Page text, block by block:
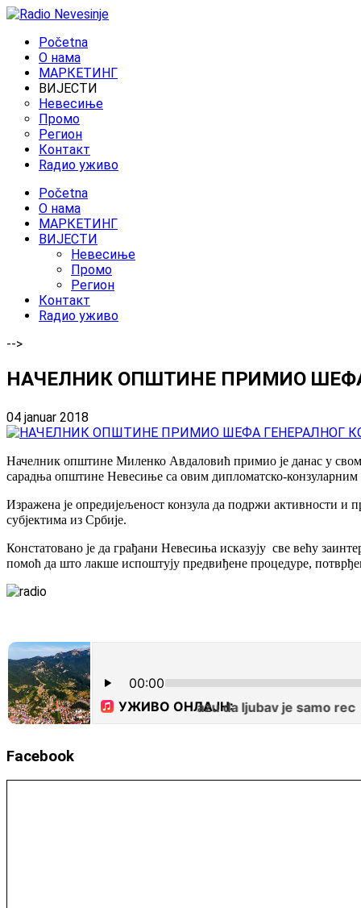
Početna
O нама
МАРКЕТИНГ
ВИЈЕСТИ
Невесиње
Промо
Регион
Контакт
Rадио уживо
Početna
O нама
МАРКЕТИНГ
ВИЈЕСТИ
Невесиње
Промо
Регион
Контакт
Rадио уживо
-->
НАЧЕЛНИК ОПШТИНЕ ПРИМИО
04 januar 2018
Начелник општине Миленко Авдаловић примио је данас у
сарадња општине Невесиње са овим дипломатско-
Изражена је опредијељеност конзула да подржи активности
субјектима из Србије.
Констатовано је да грађани Невесиња исказују све већу
помоћ да што лакше испоштују предвиђене процедуре,
Facebook